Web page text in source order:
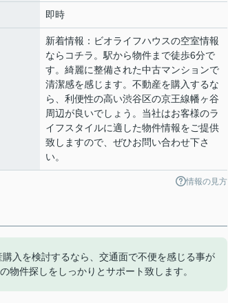
即時
新着情報：ビオライフハウスの空室情報
ならコチラ。駅から物件まで徒歩6分で
す。綺麗に整備された中古マンションで
清潔感を感じます。不動産を購入するな
ら、利便性の高い渋谷区の京王線幡ヶ谷
周辺が良いでしょう。当社はお客様のラ
イフスタイルに適した物件情報をご提供
致しますので、ぜひお問い合わせ下さ
い。
情報の見方
入を検討するなら、交通面で不便を感じる事が
物件探しをしっかりとサポート致します。